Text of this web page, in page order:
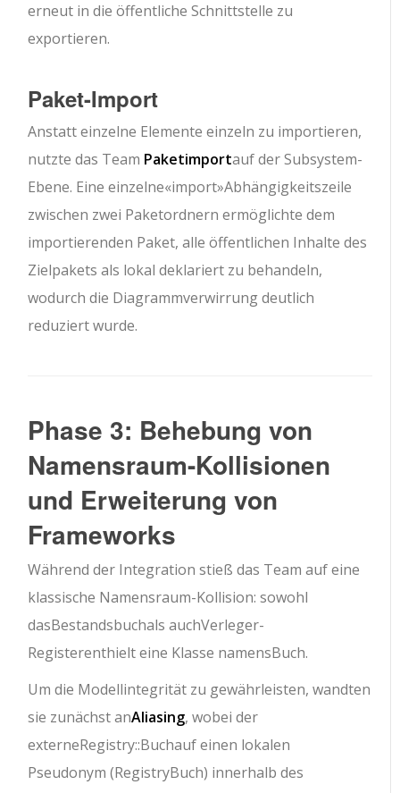
erneut in die öffentliche Schnittstelle zu
exportieren.
Paket-Import
Anstatt einzelne Elemente einzeln zu importieren,
nutzte das Team Paketimportauf der Subsystem-
Ebene. Eine einzelne«import»Abhängigkeitszeile
zwischen zwei Paketordnern ermöglichte dem
importierenden Paket, alle öffentlichen Inhalte des
Zielpakets als lokal deklariert zu behandeln,
wodurch die Diagrammverwirrung deutlich
reduziert wurde.
Phase 3: Behebung von
Namensraum-Kollisionen
und Erweiterung von
Frameworks
Während der Integration stieß das Team auf eine
klassische Namensraum-Kollision: sowohl
dasBestandsbuchals auchVerleger-
Registerenthielt eine Klasse namensBuch.
Um die Modellintegrität zu gewährleisten, wandten
sie zunächst anAliasing, wobei der
externeRegistry::Buchauf einen lokalen
Pseudonym (RegistryBuch) innerhalb des